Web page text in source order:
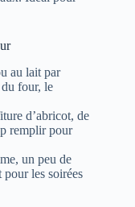
au lait par
four, le
d’abricot, de
remplir pour
un peu de
pour les soirées